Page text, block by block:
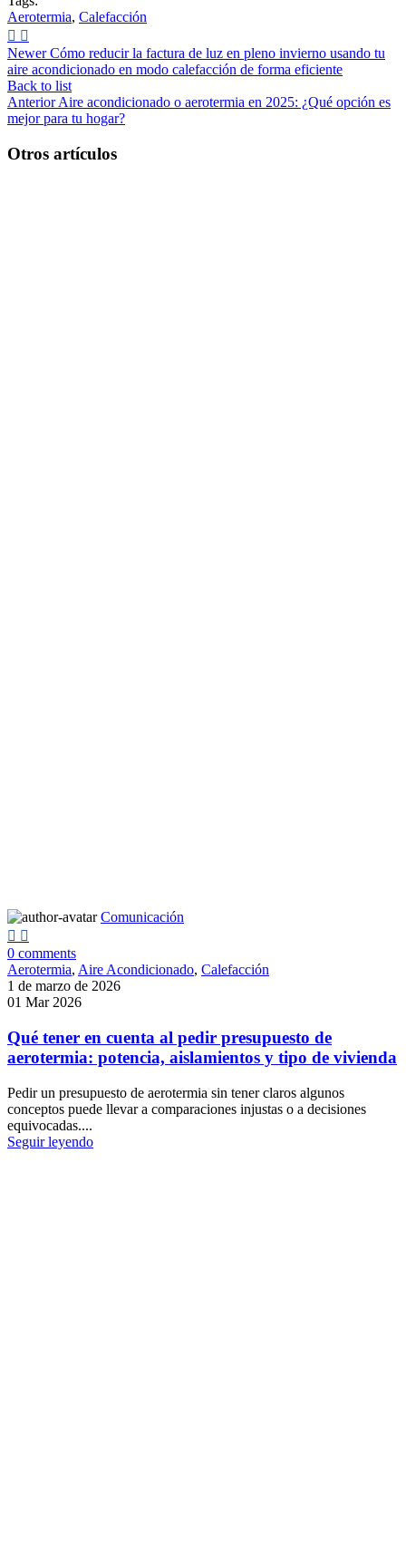
Aerotermia, Calefacción
Newer Cómo reducir la factura de luz en pleno invierno usando tu
aire acondicionado en modo calefacción de forma eficiente
Back to list
Anterior Aire acondicionado o aerotermia en 2025: ¿Qué opción es
mejor para tu hogar?
Otros artículos
Comunicación
0 comments
Aerotermia, Aire Acondicionado, Calefacción
1 de marzo de 2026
01 Mar 2026
Qué tener en cuenta al pedir presupuesto de
aerotermia: potencia, aislamientos y tipo de vivienda
Pedir un presupuesto de aerotermia sin tener claros algunos
conceptos puede llevar a comparaciones injustas o a decisiones
equivocadas....
Seguir leyendo